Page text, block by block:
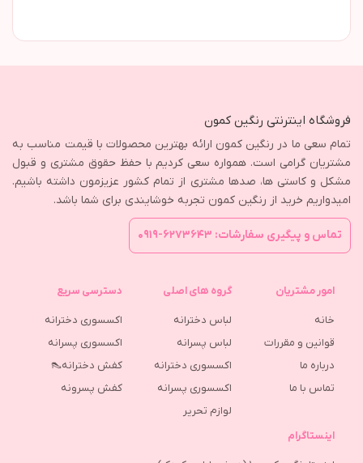
فروشگاه اینترنتی رنگین کمون
تمام سعی ما در رنگین کمون ارائه بهترین محصولات با قیمت مناسب به
مشتریان گرامی است. همواره سعی کردیم با حفظ حقوق مشتری و قبول
مشکل و کاستی ها، صدها مشتری از تمام کشور عزیزمون داشته باشیم.
امیدواریم خرید از رنگین کمون تجربه خوشایندی برای شما باشد.
تماس و پیگیری سفارشات: ۶۲۷۳۶۴۳-۰۹۱۹
امور مشتریان
خانه
قوانین و مقررات
درباره ما
تماس با ما
گروه های اصلی
لباس دخترانه
لباس پسرانه
اکسسوری دخترانه
اکسسوری پسرانه
لوازم تحریر
دسترسی سریع
اکسسوری دخترانه
اکسسوری پسرانه
کفش دخترانه👠
كفش پسرونه
اینستاگرام